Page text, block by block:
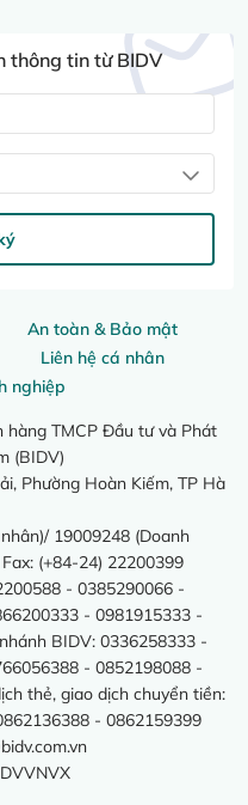
An toàn & Bảo mật
Liên hệ cá nhân
nghiệp
TMCP Đầu tư và Phát
(BIDV)
Phường Hoàn Kiếm, TP Hà
19009248 (Doanh
(+84-24) 22200399
- 0385290066 -
- 0981915333 -
BIDV: 0336258333 -
- 0852198088 -
thẻ, giao dịch chuyển tiền:
- 0862159399
thông tin từ BIDV